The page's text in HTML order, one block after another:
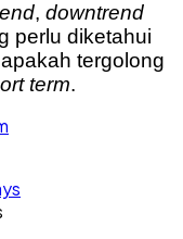
, downtrend
perlu diketahui
tergolong
term.